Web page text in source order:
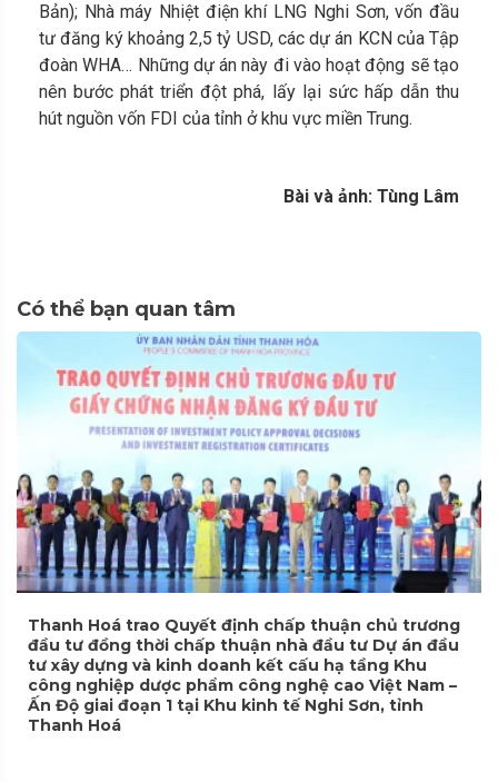
Bản); Nhà máy Nhiệt điện khí LNG Nghi Sơn, vốn đầu
tư đăng ký khoảng 2,5 tỷ USD, các dự án KCN của Tập
đoàn WHA… Những dự án này đi vào hoạt động sẽ tạo
nên bước phát triển đột phá, lấy lại sức hấp dẫn thu
hút nguồn vốn FDI của tỉnh ở khu vực miền Trung.
Bài và ảnh: Tùng Lâm
Có thể bạn quan tâm
Thanh Hoá trao Quyết định chấp thuận chủ trương
đầu tư đồng thời chấp thuận nhà đầu tư Dự án đầu
tư xây dựng và kinh doanh kết cấu hạ tầng Khu
công nghiệp dược phẩm công nghệ cao Việt Nam –
Ấn Độ giai đoạn 1 tại Khu kinh tế Nghi Sơn, tỉnh
Thanh Hoá